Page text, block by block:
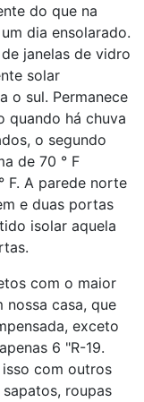
do que na
dia ensolarado.
janelas de vidro
solar
o sul. Permanece
quando há chuva
o segundo
de 70 ° F
F. A parede norte
e duas portas
isolar aquela
com o maior
nossa casa, que
exceto
6 "R-19.
com outros
roupas